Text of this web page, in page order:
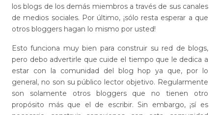
los blogs de los demás miembros a través de sus canales
de medios sociales. Por último, ¡sólo resta esperar a que
otros bloggers hagan lo mismo por usted!
Esto funciona muy bien para construir su red de blogs,
pero debo advertirle que cuide el tiempo que le dedica a
estar con la comunidad del blog hop ya que, por lo
general, no son su público lector objetivo. Regularmente
son solamente otros bloggers que no tienen otro
propósito más que el de escribir. Sin embargo, ¡sí es